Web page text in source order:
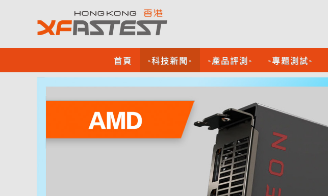
首頁 -科技新聞- -產品評測- -專題測試-